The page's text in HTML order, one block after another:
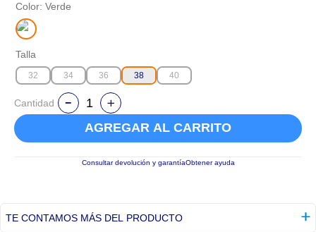
Color: Verde
Talla
32 34 36 38 40
Cantidad
AGREGAR AL CARRITO
Consultar devolución y garantíaObtener ayuda
TE CONTAMOS MÁS DEL PRODUCTO